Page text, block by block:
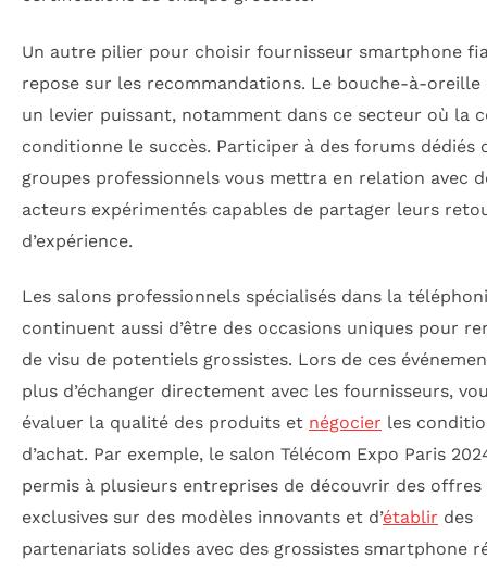
Un autre pilier pour choisir fournisseur smartphone
repose sur les recommandations. Le bouche-à-oreille
un levier puissant, notamment dans ce secteur où la
conditionne le succès. Participer à des forums dédiés
groupes professionnels vous mettra en relation avec
acteurs expérimentés capables de partager leurs
d’expérience.
Les salons professionnels spécialisés dans la
continuent aussi d’être des occasions uniques pour
de visu de potentiels grossistes. Lors de ces
plus d’échanger directement avec les fournisseurs,
évaluer la qualité des produits et négocier les
d’achat. Par exemple, le salon Télécom Expo Paris
permis à plusieurs entreprises de découvrir des offres
exclusives sur des modèles innovants et d’établir des
partenariats solides avec des grossistes smartphone